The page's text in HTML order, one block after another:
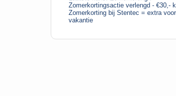
Zomerkortingsactie verlengd - €30,-
Zomerkorting bij Stentec = extra
vakantie